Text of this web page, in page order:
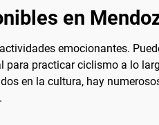
en
emocionantes.
para practicar ciclismo a lo
en la cultura, hay